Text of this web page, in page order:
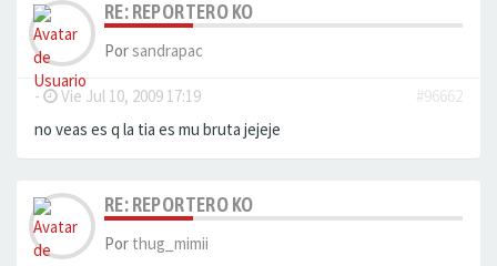
RE: REPORTERO KO
Porsandrapac
- Vie Jul 10, 2009 17:19
#96662
no veas es q la tia es mu bruta jejeje
RE: REPORTERO KO
Por thug_mimii